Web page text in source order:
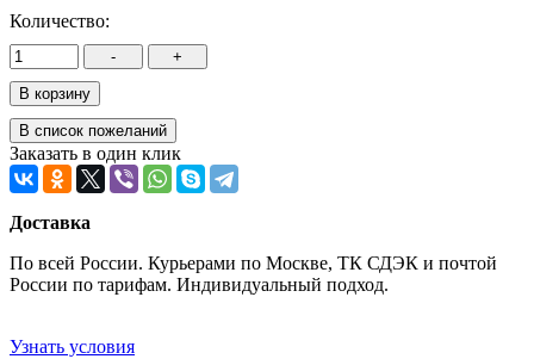
Количество:
Заказать в один клик
Доставка
По всей России. Курьерами по Москве, ТК СДЭК и почтой
России по тарифам. Индивидуальный подход.
Узнать условия